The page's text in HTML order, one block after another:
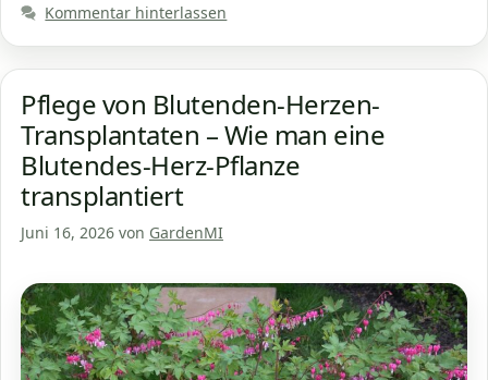
Kommentar hinterlassen
Pflege von Blutenden-Herzen-
Transplantaten – Wie man eine
Blutendes-Herz-Pflanze
transplantiert
Juni 16, 2026 von GardenMI